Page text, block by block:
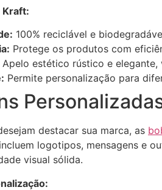
Kraft:
100% reciclável e
Protege os produtos com
Apelo estético rústico e
Permite personalização para
destacar sua marca, as
logotipos, mensagens e
visual sólida.